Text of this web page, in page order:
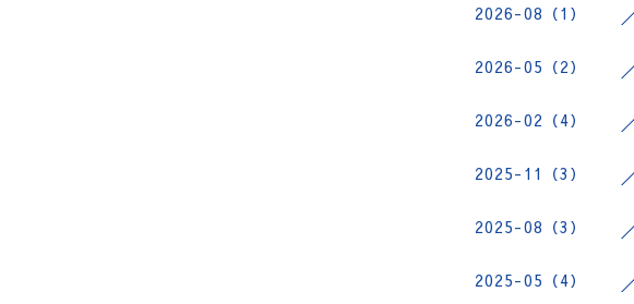
2026-08（1）
2026-05（2）
2026-02（4）
2025-11（3）
2025-08（3）
2025-05（4）